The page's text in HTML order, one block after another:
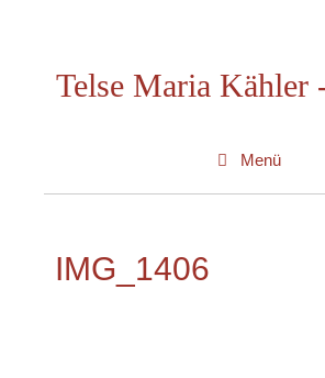
springenTelse Maria Kähler
Menü
IMG_1406